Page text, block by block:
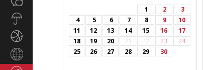
1 2
3
4
5 6 7 8 9
10
11
12 13 14 15 16
17
18
19 20 21 22 23
24
25
26 27 28 29 30